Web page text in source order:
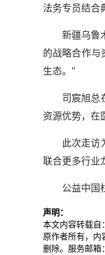
法务专员结合
新疆乌鲁
的战略合作与
生态。"
司宸旭总
资源优势，在
此次走访
联合更多行业
公益中国
声明：
本文内容转载自
原作者所有，内
删除。服务邮箱